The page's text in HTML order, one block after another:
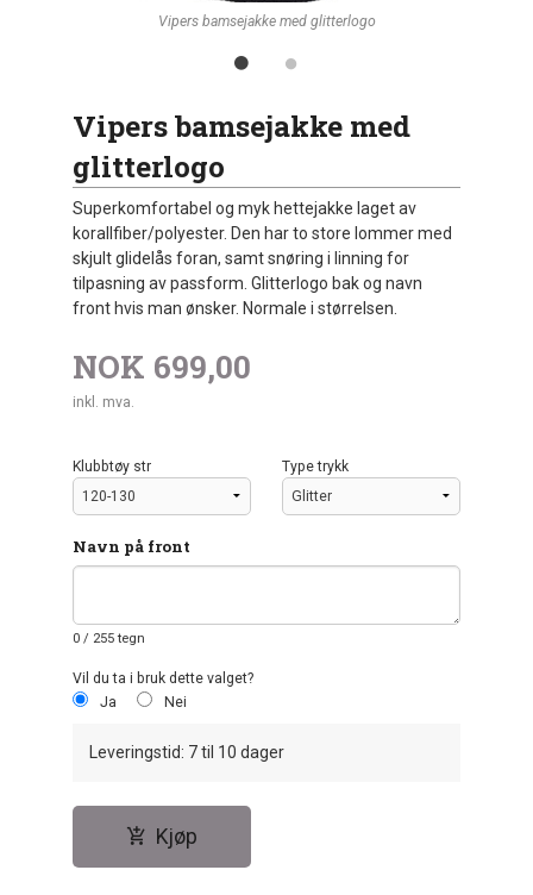
Vipers bamsejakke med glitterlogo
Vipers bamsejakke med
glitterlogo
Superkomfortabel og myk hettejakke laget av
korallfiber/polyester. Den har to store lommer med
skjult glidelås foran, samt snøring i linning for
tilpasning av passform. Glitterlogo bak og navn
front hvis man ønsker. Normale i størrelsen.
NOK 699,00
inkl. mva.
Klubbtøy str Type trykk
Navn på front
0 / 255 tegn
Vil du ta i bruk dette valget?
Ja
Nei
Leveringstid: 7 til 10 dager
Kjøp